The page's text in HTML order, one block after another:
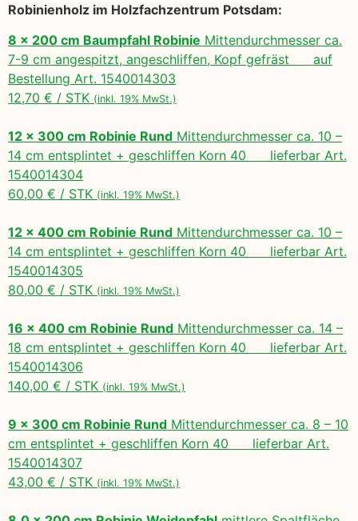
Robinienholz im Holzfachzentrum Potsdam:
8 x 200 cm Baumpfahl Robinie Mittendurchmesser ca.
7-9 cm angespitzt, angeschliffen, Kopf gefräst auf
Bestellung Art. 1540014303
12,70 € / STK (inkl. 19% MwSt.)
12 x 300 cm Robinie Rund Mittendurchmesser ca. 10 –
14 cm entsplintet + geschliffen Korn 40 lieferbar Art.
1540014304
60,00 € / STK (inkl. 19% MwSt.)
12 x 400 cm Robinie Rund Mittendurchmesser ca. 10 –
14 cm entsplintet + geschliffen Korn 40 lieferbar Art.
1540014305
80,00 € / STK (inkl. 19% MwSt.)
16 x 400 cm Robinie Rund Mittendurchmesser ca. 14 –
18 cm entsplintet + geschliffen Korn 40 lieferbar Art.
1540014306
140,00 € / STK (inkl. 19% MwSt.)
9 x 300 cm Robinie Rund Mittendurchmesser ca. 8 – 10
cm entsplintet + geschliffen Korn 40 lieferbar Art.
1540014307
43,00 € / STK (inkl. 19% MwSt.)